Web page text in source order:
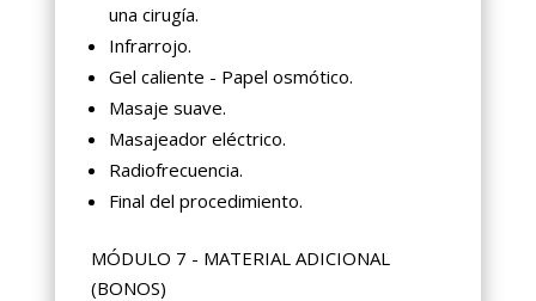
una cirugía.
Infrarrojo.
Gel caliente - Papel osmótico.
Masaje suave.
Masajeador eléctrico.
Radiofrecuencia.
Final del procedimiento.
MÓDULO 7 - MATERIAL ADICIONAL
(BONOS)